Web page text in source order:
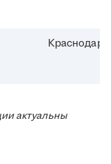
Краснодар
актуальны